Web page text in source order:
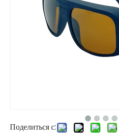
Поделиться с: